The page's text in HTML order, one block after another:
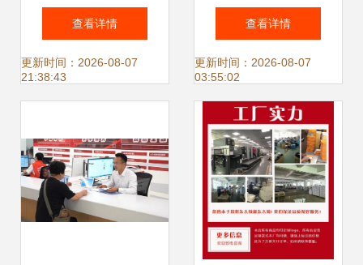
岛赋能打造电芯行
业首家CMMM四级
服务专家成果速递
查看详情
更新时间：2026-08-07
21:38:43
房屋信息咨询服务
部的专业之路
查看详情
更新时间：2026-08-07
03:55:02